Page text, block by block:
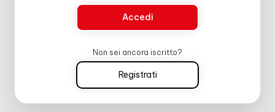
Accedi
Non sei ancora iscritto?
Registrati